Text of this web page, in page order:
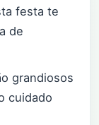
festa te
de
grandiosos
cuidado